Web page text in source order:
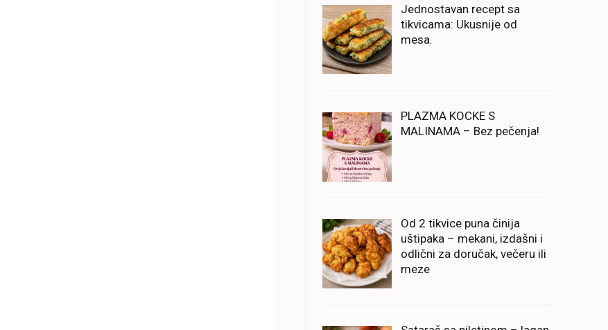
Jednostavan recept sa
tikvicama: Ukusnije od
mesa.
PLAZMA KOCKE S
MALINAMA – Bez pečenja!
Od 2 tikvice puna činija
uštipaka – mekani, izdašni i
odlični za doručak, večeru ili
meze